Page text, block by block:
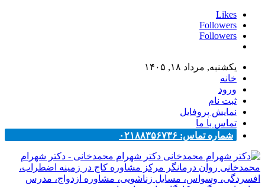
Likes
Followers
Followers
یکشنبه, مرداد ۱۸, ۱۴۰۵
خانه
ورود
ثبت نام
نمایش پروفایل
تماس با ما
شماره تماس: ۰۲۱۸۸۳۵۶۷۳۶
دکتر شهرام محمدخانی - دکتر شهرام
محمدخانی روان درمانگر مرکز مشاوره کاج در زمینه اضطراب،
افسردگی، وسواس، مسایل زناشویی، مشاوره ازدواج، مدرس